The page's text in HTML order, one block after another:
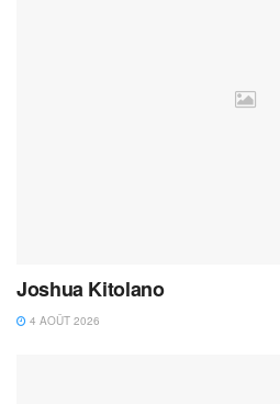
Joshua Kitolano
4 AOÛT 2026